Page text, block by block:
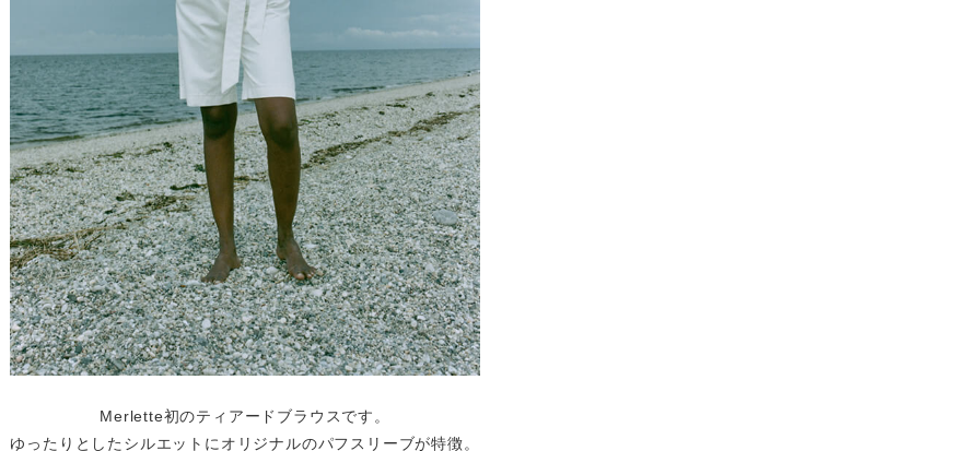
Merlette初のティアードブラウスです。
ゆったりとしたシルエットにオリジナルのパフスリーブが特徴。